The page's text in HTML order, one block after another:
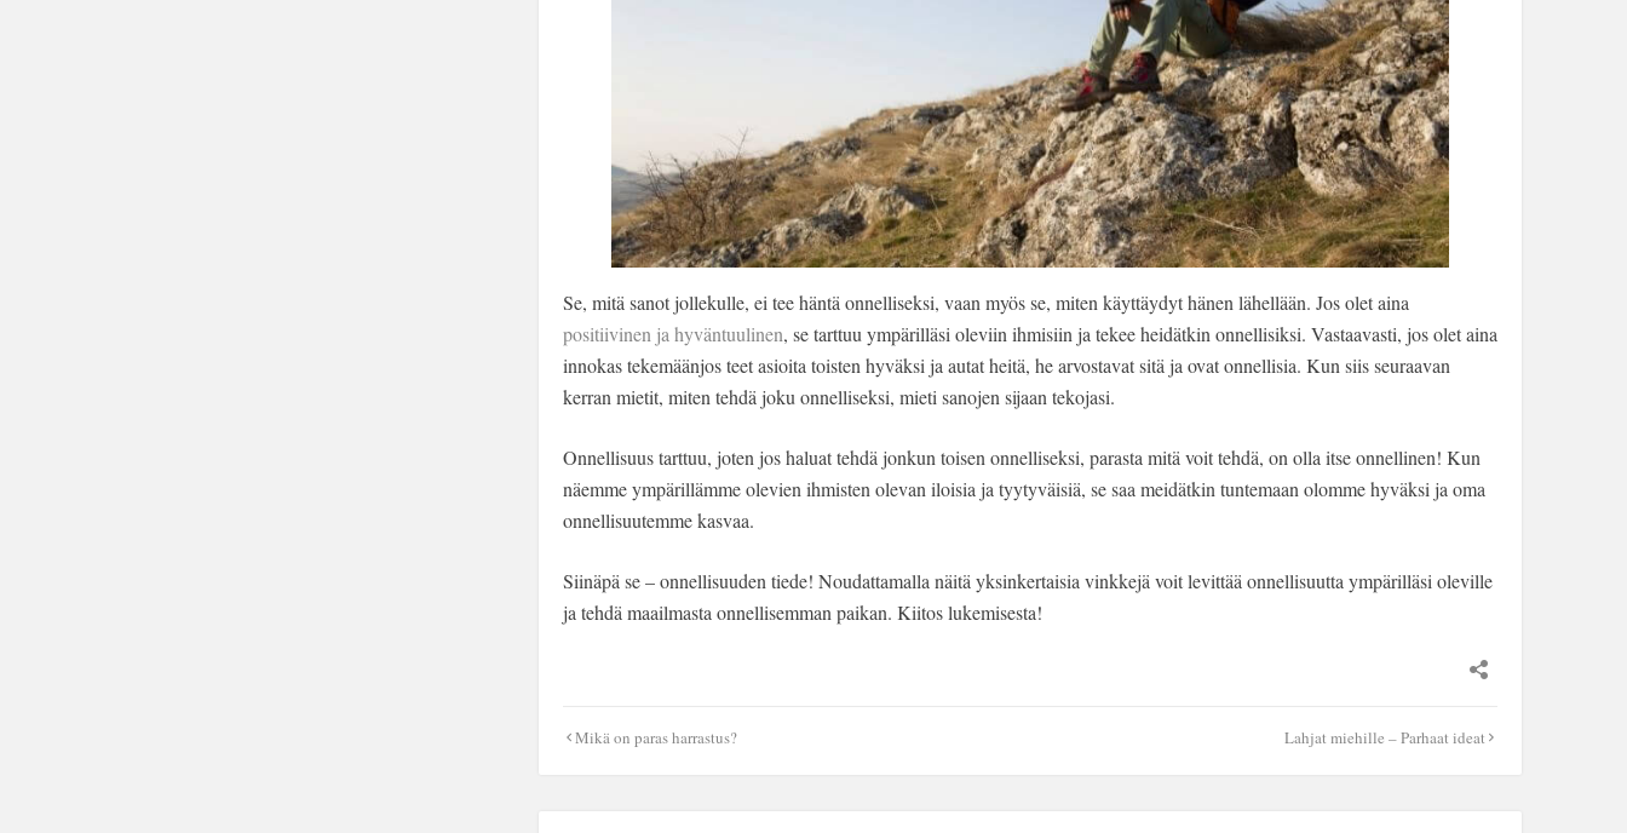
Se, mitä sanot jollekulle, ei tee häntä onnelliseksi, vaan myös se, miten käyttäydyt hänen lähellään. Jos olet aina
positiivinen ja hyväntuulinen, se tarttuu ympärilläsi oleviin ihmisiin ja tekee heidätkin onnellisiksi. Vastaavasti, jos olet aina
innokas tekemäänjos teet asioita toisten hyväksi ja autat heitä, he arvostavat sitä ja ovat onnellisia. Kun siis seuraavan
kerran mietit, miten tehdä joku onnelliseksi, mieti sanojen sijaan tekojasi.
Onnellisuus tarttuu, joten jos haluat tehdä jonkun toisen onnelliseksi, parasta mitä voit tehdä, on olla itse onnellinen! Kun
näemme ympärillämme olevien ihmisten olevan iloisia ja tyytyväisiä, se saa meidätkin tuntemaan olomme hyväksi ja oma
onnellisuutemme kasvaa.
Siinäpä se – onnellisuuden tiede! Noudattamalla näitä yksinkertaisia vinkkejä voit levittää onnellisuutta ympärilläsi oleville
ja tehdä maailmasta onnellisemman paikan. Kiitos lukemisesta!
Artikkelien
Mikä on paras harrastus? Lahjat miehille – Parhaat ideat